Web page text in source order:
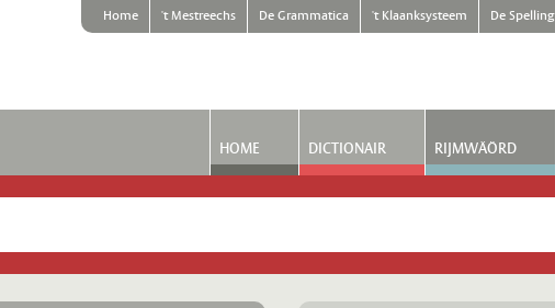
Home 't Mestreechs De Grammatica 't Klaanksysteem De Spelling
HOME DICTIONAIR RIJMWÄÖRD